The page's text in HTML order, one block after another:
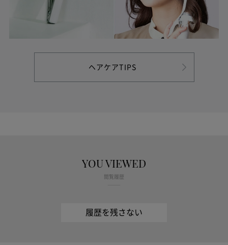
ヘアケアTIPS
YOU VIEWED
閲覧履歴
履歴を残さない